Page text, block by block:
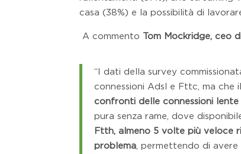
casa (38%) e la possibilità di
A commento Tom Mockridge, ceo
“I dati della survey
connessioni Adsl e Fttc, ma che
confronti delle connessioni
pura senza rame, dove
Ftth, almeno 5 volte più veloce
problema , permettendo di